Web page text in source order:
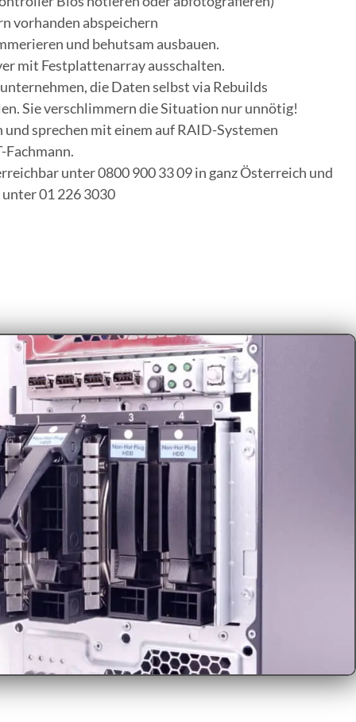
vorhanden abspeichern
und behutsam ausbauen.
mit Festplattenarray ausschalten.
die Daten selbst via Rebuilds
Sie verschlimmern die Situation nur unnötig!
und sprechen mit einem auf RAID-Systemen
unter 0800 900 33 09 in ganz Österreich und
01 226 3030